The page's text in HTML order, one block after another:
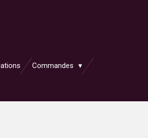
Commandes